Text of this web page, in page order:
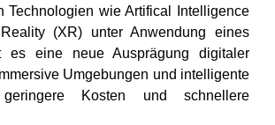
Technologien wie Artifical Intelligence
(XR) unter Anwendung eines
es eine neue Ausprägung digitaler
Umgebungen und intelligente
Kosten und schnellere